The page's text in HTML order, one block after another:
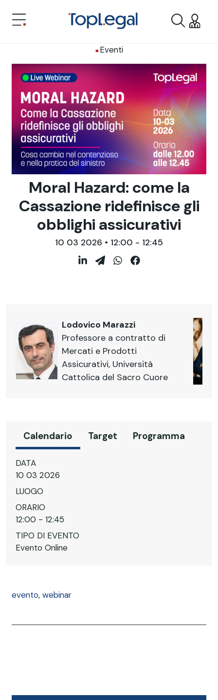
Eventi
Moral Hazard: come la
Cassazione ridefinisce gli
obblighi assicurativi
10 03 2026 • 12:00 - 12:45
Lodovico Marazzi
Professore a contratto di
Mercati e Prodotti
Assicurativi, Università
Cattolica del Sacro Cuore
Calendario Target Programma
DATA
10 03 2026
LUOGO
ORARIO
12:00 - 12:45
TIPO DI EVENTO
Evento Online
evento, webinar